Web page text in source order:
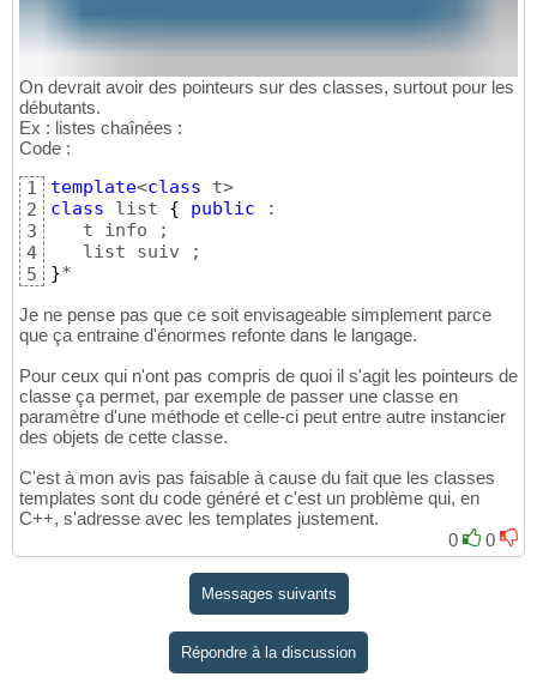
On devrait avoir des pointeurs sur des classes, surtout pour les
débutants.
Ex : listes chaînées :
Code :
1
2
3
4
5
template<class
class list { public :
   t info ;
}*
Je ne pense pas que ce soit envisageable simplement parce
que ça entraine d'énormes refonte dans le langage.
Pour ceux qui n'ont pas compris de quoi il s'agit les pointeurs de
classe ça permet, par exemple de passer une classe en
paramètre d'une méthode et celle-ci peut entre autre instancier
des objets de cette classe.
C'est à mon avis pas faisable à cause du fait que les classes
templates sont du code généré et c'est un problème qui, en
C++, s'adresse avec les templates justement.
0
0
Messages suivants
Répondre à la discussion